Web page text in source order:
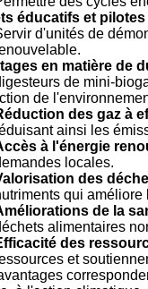
éducatifs et pilotes
d'unités de
en matière de
de mini-
de
des gaz à
ainsi les
à l'énergie
locales.
des
qui améliore
de la
alimentaires
des
et